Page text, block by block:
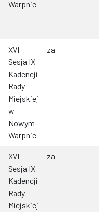
Warpnie
XVI
Sesja IX
Kadencji
Rady
Miejskiej
w
Nowym
Warpnie
za
XVI
Sesja IX
Kadencji
Rady
Miejskiej
za